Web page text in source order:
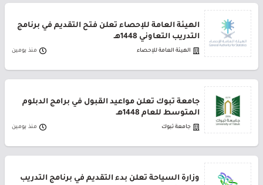
الهيئة العامة للإحصاء تعلن فتح التقديم في برنامج
التدريب التعاوني 1448هـ
الهيئة العامة للإحصاء منذ يومين
جامعة تبوك تعلن مواعيد القبول في برامج الدبلوم
المتوسط للعام 1448هـ
جامعة تبوك منذ يومين
وزارة السياحة تعلن بدء التقديم في برنامج التدريب